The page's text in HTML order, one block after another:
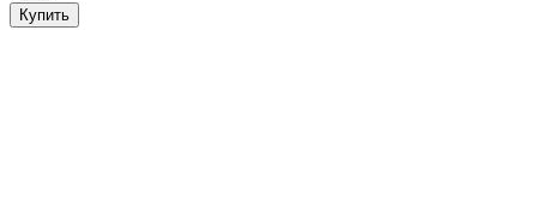
Купить